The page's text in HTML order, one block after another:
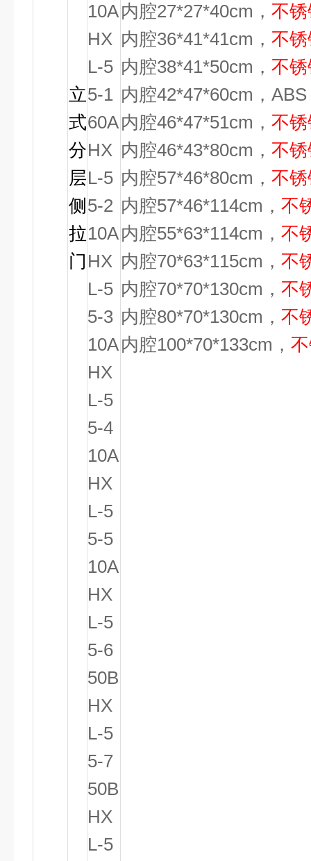
立
式
分
层
侧
拉
门
10A
HX
L-5
5-1
60A
HX
L-5
5-2
10A
HX
L-5
5-3
10A
HX
L-5
5-4
10A
HX
L-5
5-5
10A
HX
L-5
5-6
50B
HX
L-5
5-7
50B
HX
L-5
内腔27*27*40cm，不
内腔36*41*41cm，不
内腔38*41*50cm，不
内腔42*47*60cm，
内腔46*47*51cm，不
内腔46*43*80cm，不
内腔57*46*80cm，不
内腔57*46*114cm，不
内腔55*63*114cm，不
内腔70*63*115cm，不
内腔70*70*130cm，不
内腔80*70*130cm，不
内腔100*70*133cm，